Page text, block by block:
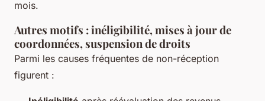
mois.
Autres motifs : inéligibilité, mises à jour de
coordonnées, suspension de droits
Parmi les causes fréquentes de non-réception
figurent :